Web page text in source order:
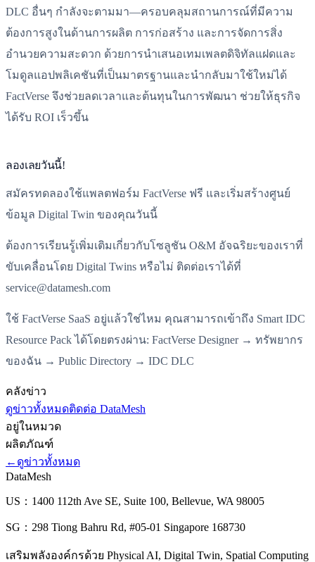
DLC อื่นๆ กำลังจะตามมา—ครอบคลุมสถานการณ์ที่มีความ
ต้องการสูงในด้านการผลิต การก่อสร้าง และการจัดการสิ่ง
อำนวยความสะดวก ด้วยการนำเสนอเทมเพลตดิจิทัลแฝดและ
โมดูลแอปพลิเคชันที่เป็นมาตรฐานและนำกลับมาใช้ใหม่ได้
FactVerse จึงช่วยลดเวลาและต้นทุนในการพัฒนา ช่วยให้ธุรกิจ
ได้รับ ROI เร็วขึ้น
ลองเลยวันนี้!
สมัครทดลองใช้แพลตฟอร์ม FactVerse ฟรี และเริ่มสร้างศูนย์
ข้อมูล Digital Twin ของคุณวันนี้
ต้องการเรียนรู้เพิ่มเติมเกี่ยวกับโซลูชัน O&M อัจฉริยะของเราที่
ขับเคลื่อนโดย Digital Twins หรือไม่ ติดต่อเราได้ที่
service@datamesh.com
ใช้ FactVerse SaaS อยู่แล้วใช่ไหม คุณสามารถเข้าถึง Smart IDC
Resource Pack ได้โดยตรงผ่าน: FactVerse Designer → ทรัพยากร
ของฉัน → Public Directory → IDC DLC
คลังข่าว
ดูข่าวทั้งหมดติดต่อ DataMesh
อยู่ในหมวด
ผลิตภัณฑ์
← ดูข่าวทั้งหมด
DataMesh
US：1400 112th Ave SE, Suite 100, Bellevue, WA 98005
SG：298 Tiong Bahru Rd, #05-01 Singapore 168730
เสริมพลังองค์กรด้วย Physical AI, Digital Twin, Spatial Computing